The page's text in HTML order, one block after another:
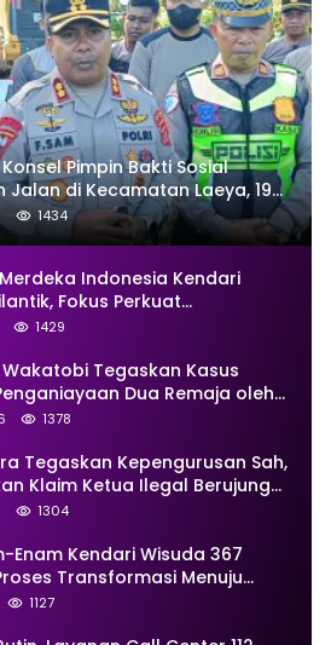
Pimpin Bakti Sosial
Jalan di Kecamatan Laeya, 19
Siap Ditambal
1434
Merdeka Indonesia Kendari
Fokus Perkuat
1429
Tegaskan Kasus
Dua Remaja oleh
Ditangani Secara
1378
Tegaskan Kepengurusan Sah,
Klaim Ketua Ilegal Berujung
1304
Enam Kendari Wisuda 367
Transformasi Menuju
Resmi Diterima
1127